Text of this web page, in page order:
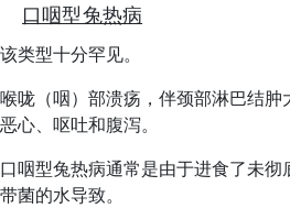
口咽型兔热病
该类型十分罕见。
喉咙（咽）部溃疡，伴颈部淋巴结肿
恶心、呕吐和腹泻。
口咽型兔热病通常是由于进食了未
带菌的水导致。